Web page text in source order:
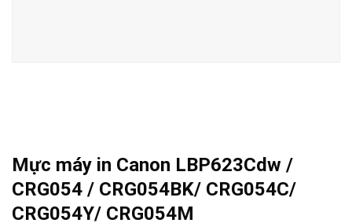
Mực máy in Canon LBP623Cdw /
CRG054 / CRG054BK/ CRG054C/
CRG054Y/ CRG054M